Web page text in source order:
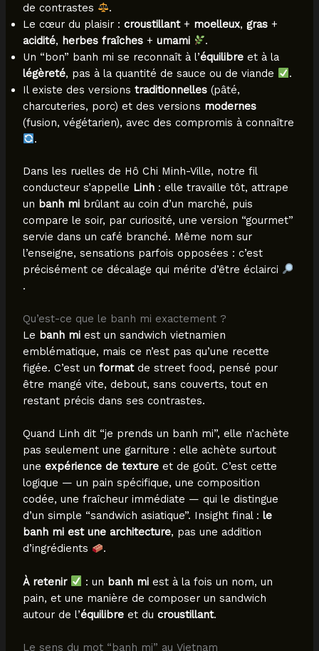
de contrastes
.
Le cœur du plaisir : croustillant+ moelleux, gras+
acidité, herbes fraîches+ umami
.
Un “bon” banh mi se reconnaît à l’équilibreet à la
légèreté, pas à la quantité de sauce ou de viande
.
Il existe des versions traditionnelles(pâté,
charcuteries, porc) et des versions modernes
(fusion, végétarien), avec des compromis à connaître
.
Dans les ruelles de Hô Chi Minh-Ville, notre fil
conducteur s’appelle Linh: elle travaille tôt, attrape
un banh mibrûlant au coin d’un marché, puis
compare le soir, par curiosité, une version “gourmet”
servie dans un café branché. Même nom sur
l’enseigne, sensations parfois opposées : c’est
précisément ce décalage qui mérite d’être éclairci
.
Qu’est-ce que le banh mi exactement ?
Le banh miest un sandwich vietnamien
emblématique, mais ce n’est pas qu’une recette
figée. C’est un formatde street food, pensé pour
être mangé vite, debout, sans couverts, tout en
restant précis dans ses contrastes.
Quand Linh dit “je prends un banh mi”, elle n’achète
pas seulement une garniture : elle achète surtout
une expérience de textureet de goût. C’est cette
logique — un pain spécifique, une composition
codée, une fraîcheur immédiate — qui le distingue
d’un simple “sandwich asiatique”. Insight final : le
banh mi est une architecture, pas une addition
d’ingrédients
.
À retenir : un banh mi est à la fois un nom, un
pain, et une manière de composer un sandwich
autour de l’équilibreet du croustillant.
Le sens du mot “banh mi” au Vietnam